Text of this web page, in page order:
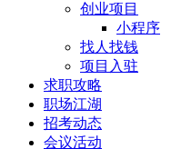
创业项目
小程序
找人找钱
项目入驻
求职攻略
职场江湖
招考动态
会议活动